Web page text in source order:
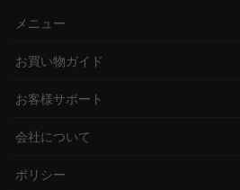
メニュー
お買い物ガイド
お客様サポート
会社について
ポリシー